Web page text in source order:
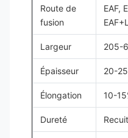
Route de
fusion
EAF,
Largeur 205-
Épaisseur 20-
Élongation 10-
Dureté